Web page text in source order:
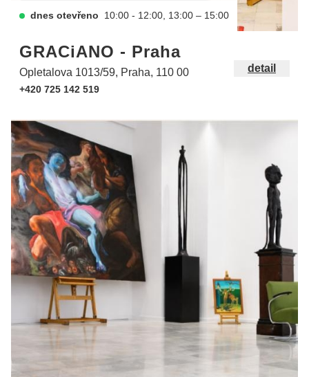
dnes otevřeno 10:00 - 12:00, 13:00 – 15:00
GRACiANO - Praha
Opletalova 1013/59, Praha, 110 00
+420 725 142 519
detail